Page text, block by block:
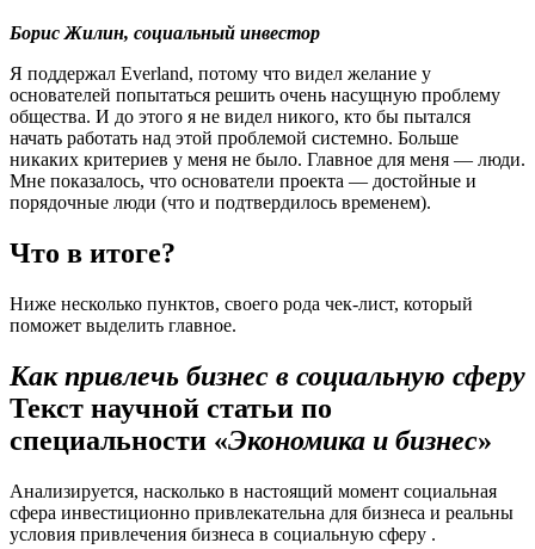
Борис Жилин, социальный инвестор
Я поддержал Everland, потому что видел желание у
основателей попытаться решить очень насущную проблему
общества. И до этого я не видел никого, кто бы пытался
начать работать над этой проблемой системно. Больше
никаких критериев у меня не было. Главное для меня — люди.
Мне показалось, что основатели проекта — достойные и
порядочные люди (что и подтвердилось временем).
Что в итоге?
Ниже несколько пунктов, своего рода чек-лист, который
поможет выделить главное.
Как привлечь бизнес в социальную сферу
Текст научной статьи по
специальности «Экономика и бизнес»
Анализируется, насколько в настоящий момент социальная
сфера инвестиционно привлекательна для бизнеса и реальны
условия привлечения бизнеса в социальную сферу .